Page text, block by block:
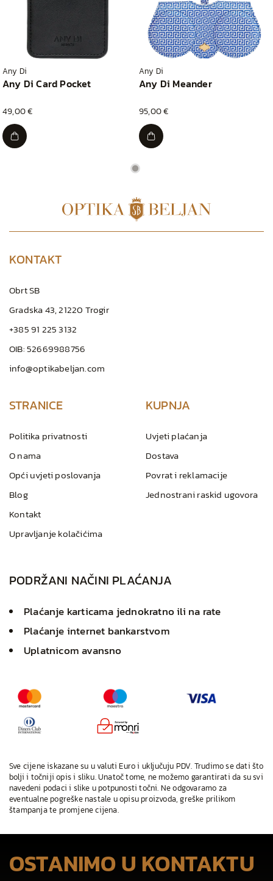
Any Di
Any Di Card Pocket
49,00 €
Any Di
Any Di Meander
95,00 €
KONTAKT
Obrt SB
Gradska 43, 21220 Trogir
+385 91 225 3132
OIB: 52669988756
info@optikabeljan.com
STRANICE
Politika privatnosti
O nama
Opći uvjeti poslovanja
Blog
Kontakt
Upravljanje kolačićima
KUPNJA
Uvjeti plaćanja
Dostava
Povrat i reklamacije
Jednostrani raskid ugovora
PODRŽANI NAČINI PLAĆANJA
Plaćanje karticama jednokratno ili na rate
Plaćanje internet bankarstvom
Uplatnicom avansno
Sve cijene iskazane su u valuti Euro i uključuju PDV. Trudimo se dati što
bolji i točniji opis i sliku. Unatoč tome, ne možemo garantirati da su svi
navedeni podaci i slike u potpunosti točni. Ne odgovaramo za
eventualne pogreške nastale u opisu proizvoda, greške prilikom
štampanja te promjene cijena.
OSTANIMO U KONTAKTU